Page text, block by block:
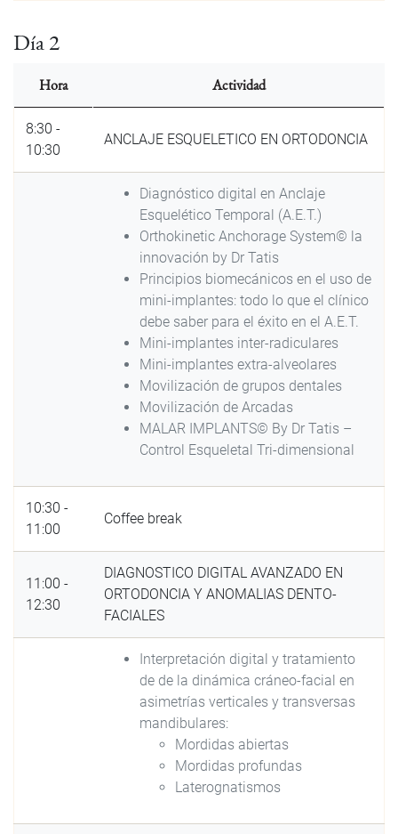
Día 2
Hora Actividad
8:30 -
10:30
ANCLAJE ESQUELETICO EN ORTODONCIA
Diagnóstico digital en Anclaje
Esquelético Temporal (A.E.T.)
Orthokinetic Anchorage System© la
innovación by Dr Tatis
Principios biomecánicos en el uso de
mini-implantes: todo lo que el clínico
debe saber para el éxito en el A.E.T.
Mini-implantes inter-radiculares
Mini-implantes extra-alveolares
Movilización de grupos dentales
Movilización de Arcadas
MALAR IMPLANTS© By Dr Tatis –
Control Esqueletal Tri-dimensional
10:30 -
11:00
Coffee break
11:00 -
12:30
DIAGNOSTICO DIGITAL AVANZADO EN
ORTODONCIA Y ANOMALIAS DENTO-
FACIALES
Interpretación digital y tratamiento
de de la dinámica cráneo-facial en
asimetrías verticales y transversas
mandibulares:
Mordidas abiertas
Mordidas profundas
Laterognatismos